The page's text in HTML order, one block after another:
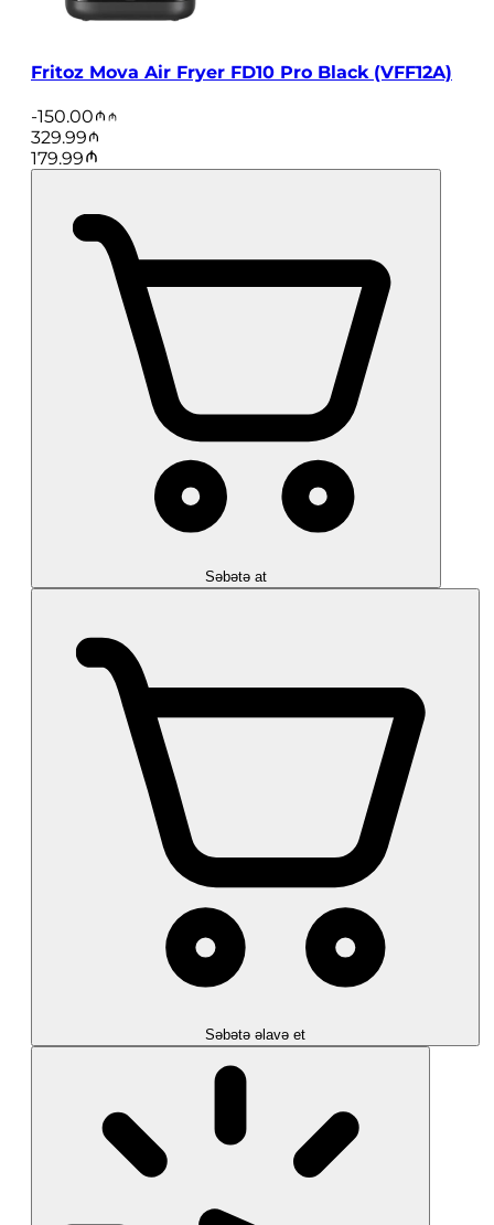
Fritoz Mova Air Fryer FD10 Pro Black (VFF12A)
-150.00
329.99
179.99
Səbətə at
Səbətə əlavə et